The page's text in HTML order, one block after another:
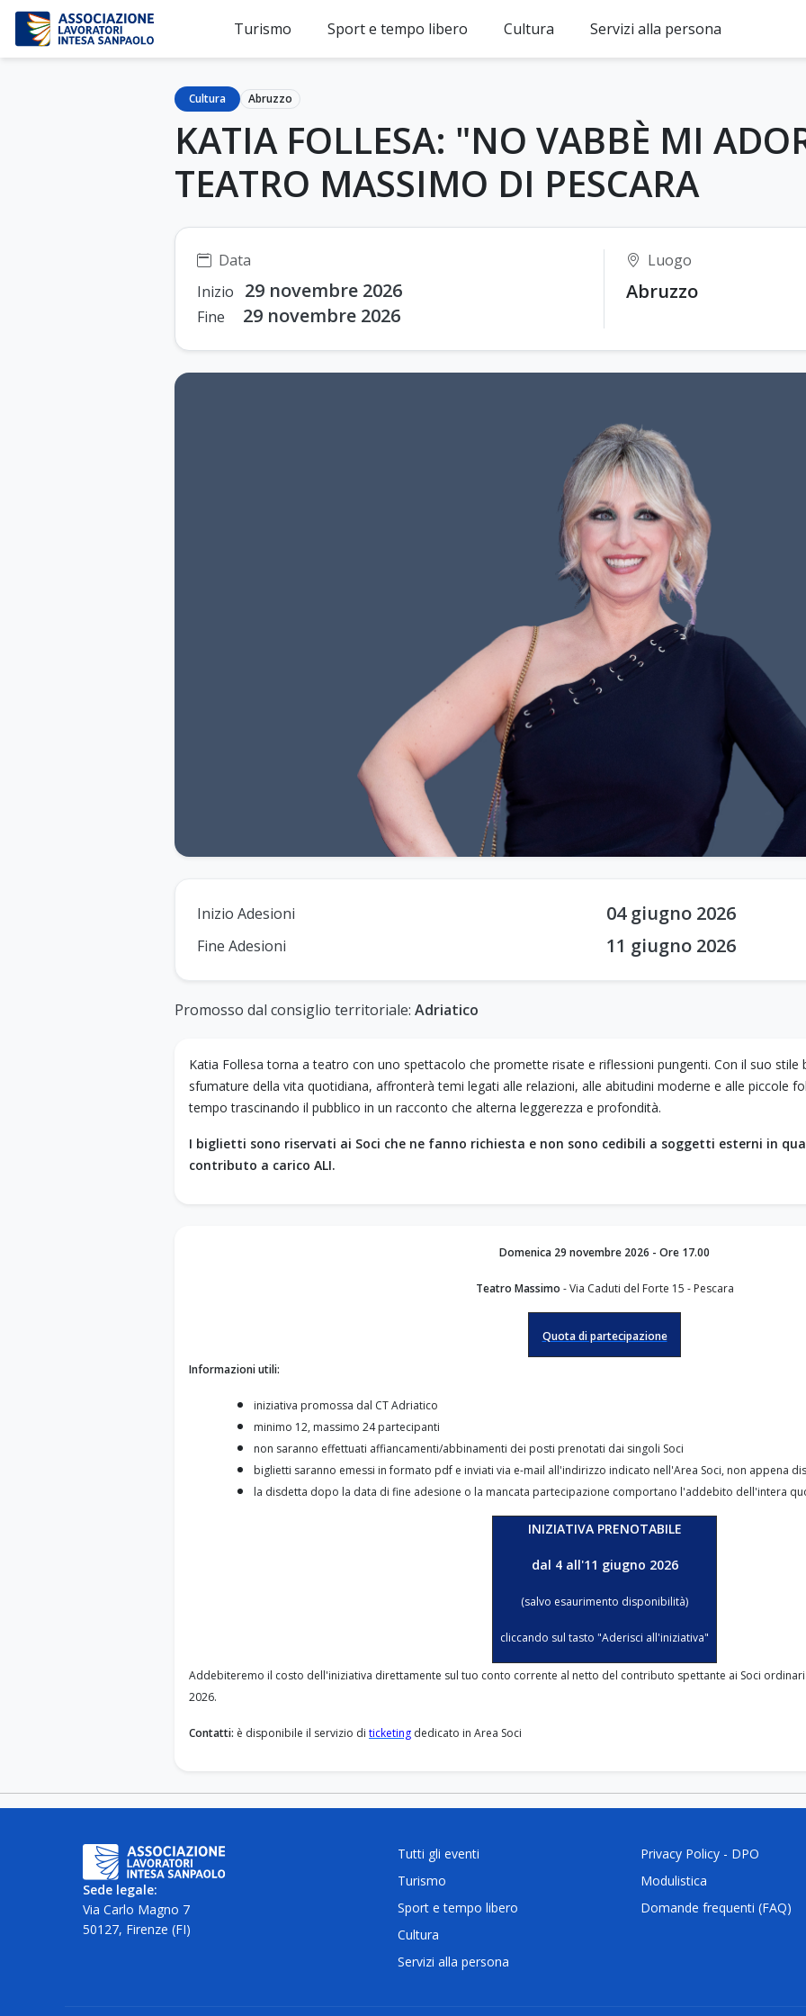
Turismo Sport e tempo libero Cultura Servizi alla persona
Cultura Abruzzo
KATIA FOLLESA: "NO VABBÈ MI
TEATRO MASSIMO DI PESCARA
Data
Inizio
29 novembre 2026
Fine 29 novembre 2026
Luogo
Abruzzo
Inizio Adesioni 04 giugno 2026
Fine Adesioni 11 giugno 2026
Promosso dal consiglio territoriale: Adriatico
Katia Follesa torna a teatro con uno spettacolo che promette risate e riflessioni pungenti. Con il suo stile
sfumature della vita quotidiana, affronterà temi legati alle relazioni, alle abitudini moderne e alle piccole
tempo trascinando il pubblico in un racconto che alterna leggerezza e profondità.
I biglietti sono riservati ai Soci che ne fanno richiesta e non sono cedibili a soggetti esterni in
contributo a carico ALI.
Domenica 29 novembre 2026 - Ore 17.00
Teatro Massimo -Via Caduti del Forte 15 - Pescara
Quota di partecipazione
Informazioni utili:
iniziativa promossa dal CT Adriatico
minimo 12, massimo 24 partecipanti
non saranno effettuati affiancamenti/abbinamenti dei posti prenotati dai singoli Soci
biglietti saranno emessi in formato pdf e inviati via e-mail all'indirizzo indicato nell'Area Soci, non appena
la disdetta dopo la data di fine adesione o la mancata partecipazione comportano l'addebito dell'intera
INIZIATIVA PRENOTABILE
dal 4 all'11 giugno 2026
(salvo esaurimento disponibilità)
cliccando sul tasto "Aderisci all'iniziativa"
Addebiteremo il costo dell'iniziativa direttamente sul tuo conto corrente al netto del contributo spettante ai Soci
2026.
Contatti: è disponibile il servizio di ticketing dedicato in Area Soci
Sede legale:
Via Carlo Magno 7
50127, Firenze (FI)
Tutti gli eventi
Turismo
Sport e tempo libero
Cultura
Servizi alla persona
Privacy Policy - DPO
Modulistica
Domande frequenti (FAQ)